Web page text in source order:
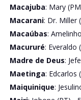
Macajuba: Mary
Macarani: Dr. Miller
Macaúbas:
Macururé: Everaldo
Madre de Deus:
Maetinga: Edcarlos
Maiquinique: